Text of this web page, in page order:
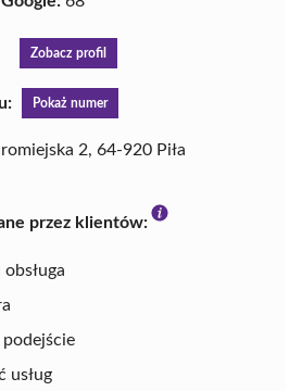
Zobacz profil
Pokaż numer
2, 64-920 Piła
przez klientów:
usług